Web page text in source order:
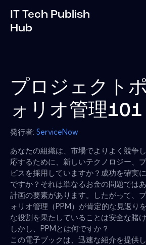
IT Tech Publish
Hub
プロジェクト
ォリオ管理101
発行者: ServiceNow
あなたの組織は、市場でよりよく競争
応するために、新しいテクノロジー、
ビスを採用していますか？成功を確実
ですか？それは単なるお金の問題では
計画の要素があります。したがって、
ォリオ管理（PPM）が肯定的な見返り
な役割を果たしていることは安全な賭け
しかし、PPMとは何ですか？
この電子ブックは、迅速な紹介を提供